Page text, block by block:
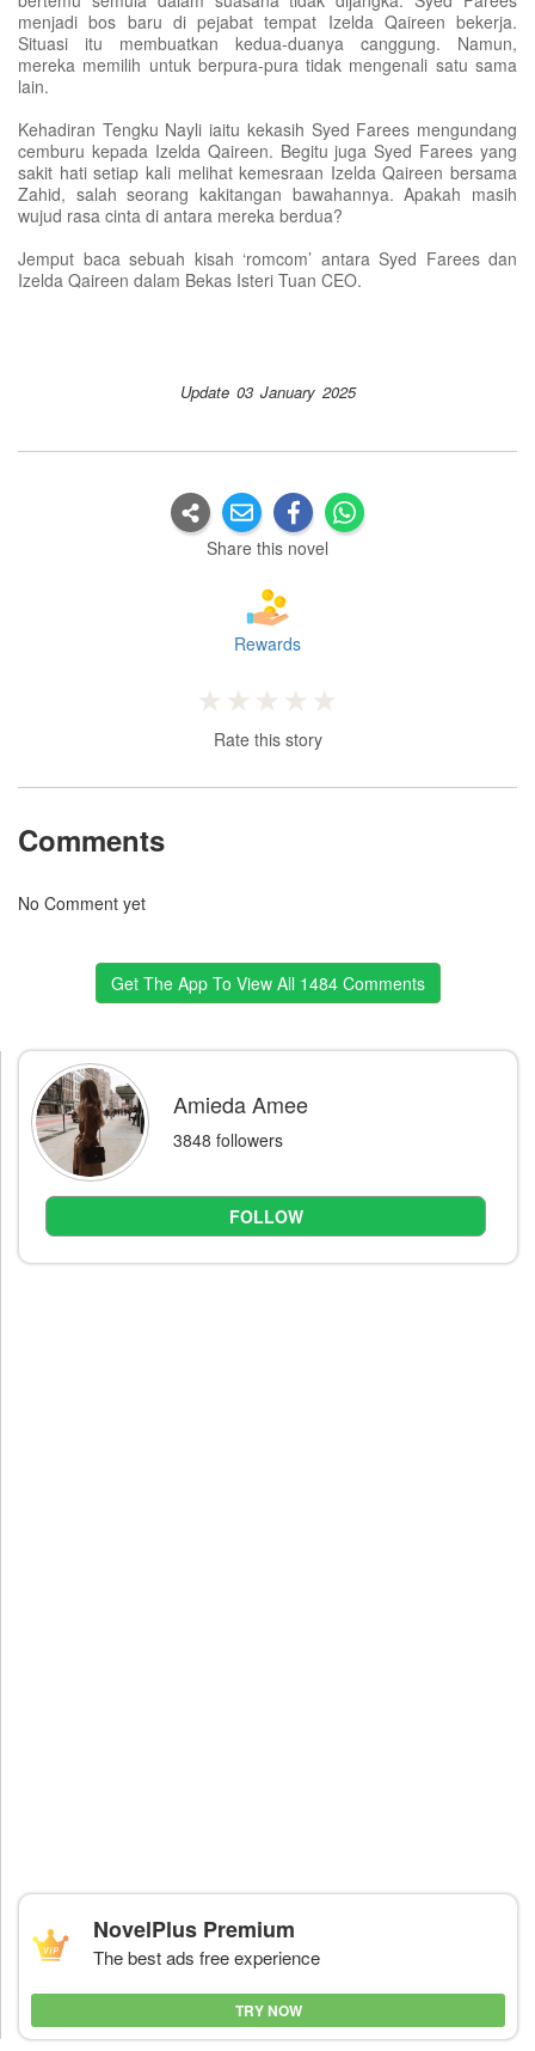
menjadi bos baru di pejabat tempat Izelda Qaireen bekerja.
Situasi itu membuatkan kedua-duanya canggung. Namun,
mereka memilih untuk berpura-pura tidak mengenali satu sama
lain.
Kehadiran Tengku Nayli iaitu kekasih Syed Farees mengundang
cemburu kepada Izelda Qaireen. Begitu juga Syed Farees yang
sakit hati setiap kali melihat kemesraan Izelda Qaireen bersama
Zahid, salah seorang kakitangan bawahannya. Apakah masih
wujud rasa cinta di antara mereka berdua?
Jemput baca sebuah kisah ‘romcom’ antara Syed Farees dan
Izelda Qaireen dalam Bekas Isteri Tuan CEO.
Update 03 January 2025
Share this novel
Rewards
Rate this story
Comments
No Comment yet
Get The App To View All 1484 Comments
Amieda Amee
3848 followers
FOLLOW
NovelPlus Premium
The best ads free experience
TRY NOW